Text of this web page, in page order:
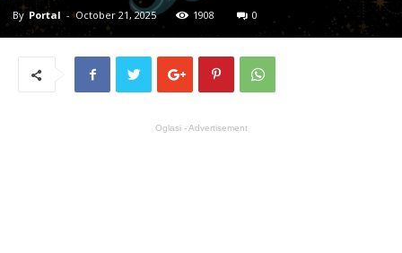
By Portal - October 21, 2025 1908 0
Oglasi - Advertisement